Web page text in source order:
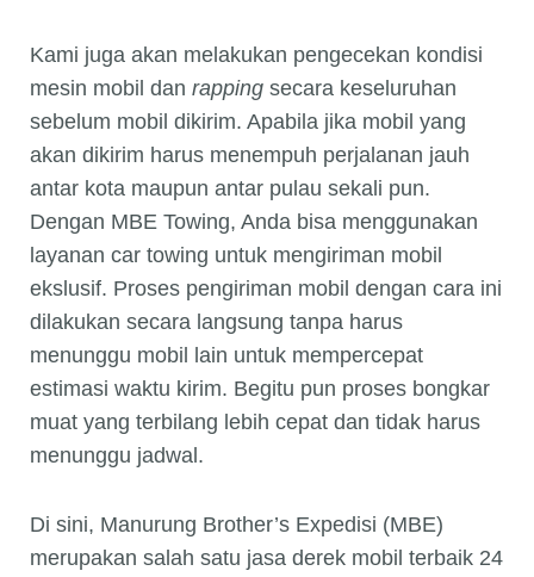
Kami juga akan melakukan pengecekan kondisi
mesin mobil dan rapping secara keseluruhan
sebelum mobil dikirim. Apabila jika mobil yang
akan dikirim harus menempuh perjalanan jauh
antar kota maupun antar pulau sekali pun.
Dengan MBE Towing, Anda bisa menggunakan
layanan car towing untuk mengiriman mobil
ekslusif. Proses pengiriman mobil dengan cara ini
dilakukan secara langsung tanpa harus
menunggu mobil lain untuk mempercepat
estimasi waktu kirim. Begitu pun proses bongkar
muat yang terbilang lebih cepat dan tidak harus
menunggu jadwal.
Di sini, Manurung Brother’s Expedisi (MBE)
merupakan salah satu jasa derek mobil terbaik 24